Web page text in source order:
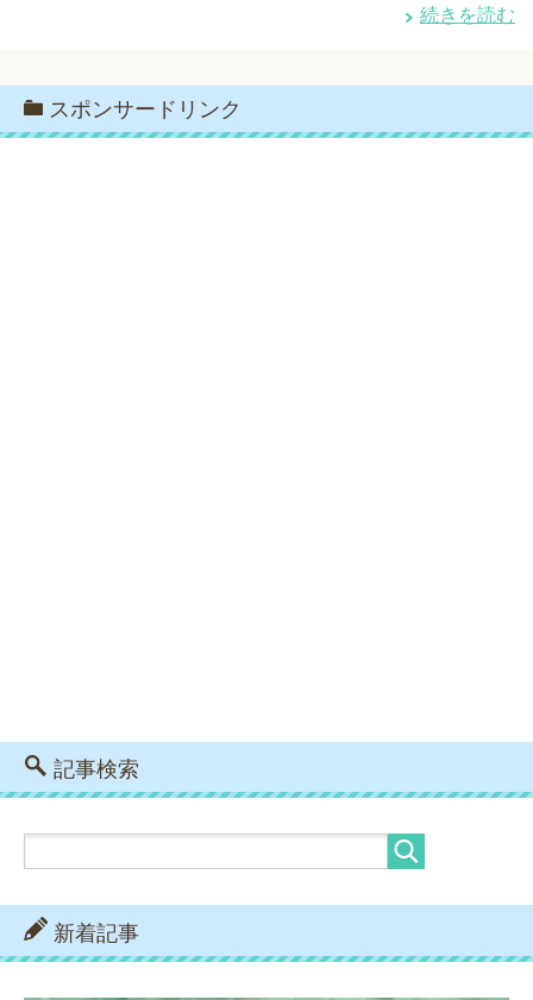
続きを読む
スポンサードリンク
記事検索
新着記事